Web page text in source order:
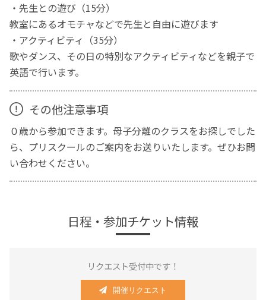
・先生との遊び（15分）
教室にあるオモチャなどで先生と自由に遊びます
・アクティビティ（35分）
歌やダンス、その日の特別なアクティビティなどを親子で
英語で行います。
その他注意事項
０歳から参加できます。母子分離のクラスをお探しでした
ら、プリスクールのご案内をお送りいたします。ぜひお問
い合わせください。
日程・参加チケット情報
リクエスト受付中です！
開催リクエスト